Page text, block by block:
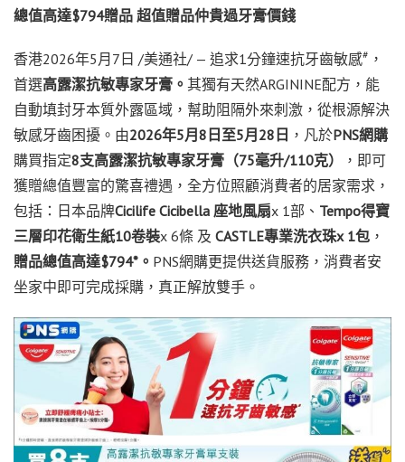
總值高達$794贈品 超值贈品仲貴過牙膏價錢
香港2026年5月7日 /美通社/ — 追求1分鐘速抗牙齒敏感# ，
首選高露潔抗敏專家牙膏。 其獨有天然ARGININE配方，能
自動填封牙本質外露區域，幫助阻隔外來刺激，從根源解決
敏感牙齒困擾。由2026年5月8 日至5月28 日 ，凡於PNS網購
購買指定8支高露潔抗敏專家牙膏（75毫升/110克）
，即可
獲贈總值豐富的驚喜禮遇，全方位照顧消費者的居家需求，
包括：日本品牌Cicilife Cicibella 座地風扇x 1部、 Tempo得寶
三層印花衛生紙10卷裝x 6條 及 CASTLE專業洗衣珠x 1包 ，
贈品總值高達$794* 。 PNS網購更提供送貨服務， 消費者安
坐家中即可完成採購，真正解放雙手 。